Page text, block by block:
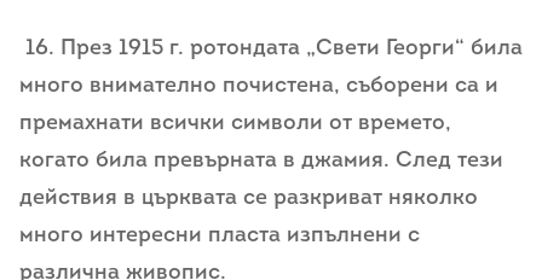
16. През 1915 г. ротондата „Свети Георги“ била
много внимателно почистена, съборени са и
премахнати всички символи от времето,
когато била превърната в джамия. След тези
действия в църквата се разкриват няколко
много интересни пласта изпълнени с
различна живопис.